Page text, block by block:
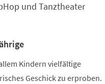
und Tanztheater
Kindern vielfältige
Geschick zu erproben.